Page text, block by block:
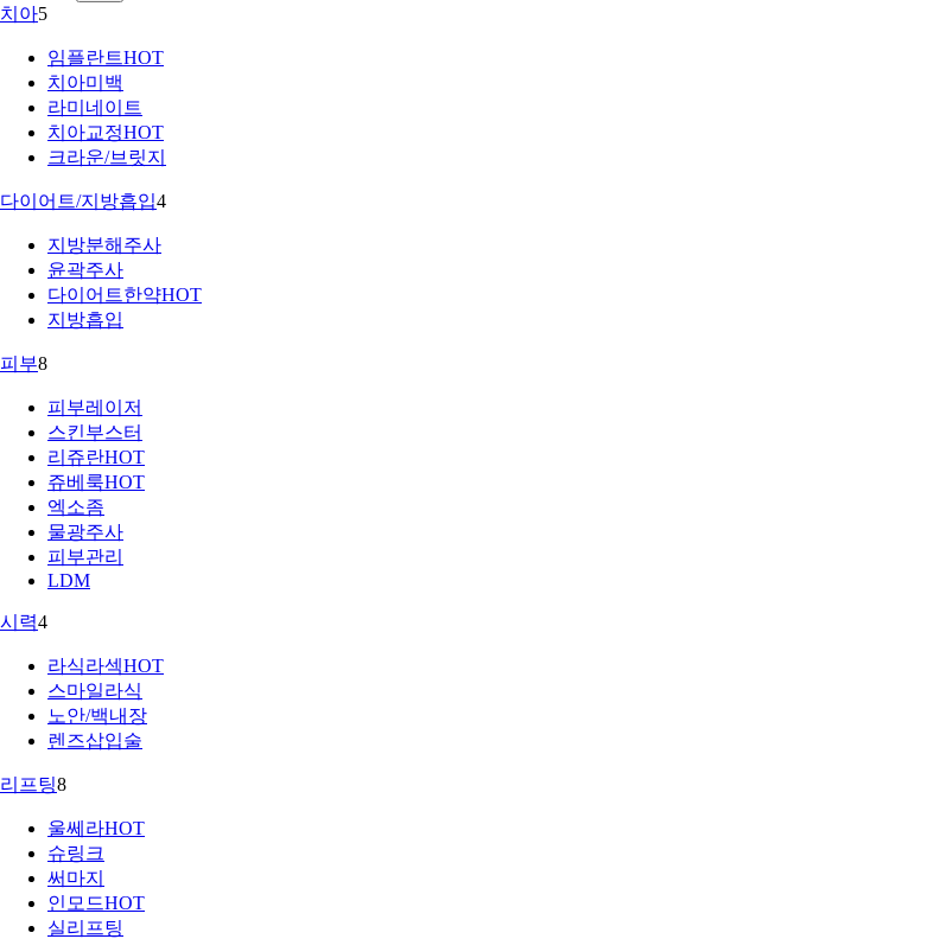
치아5
임플란트HOT
치아미백
라미네이트
치아교정HOT
크라운/브릿지
다이어트/지방흡입4
지방분해주사
윤곽주사
다이어트한약HOT
지방흡입
피부8
피부레이저
스킨부스터
리쥬란HOT
쥬베룩HOT
엑소좀
물광주사
피부관리
LDM
시력4
라식라섹HOT
스마일라식
노안/백내장
렌즈삽입술
리프팅8
울쎄라HOT
슈링크
써마지
인모드HOT
실리프팅